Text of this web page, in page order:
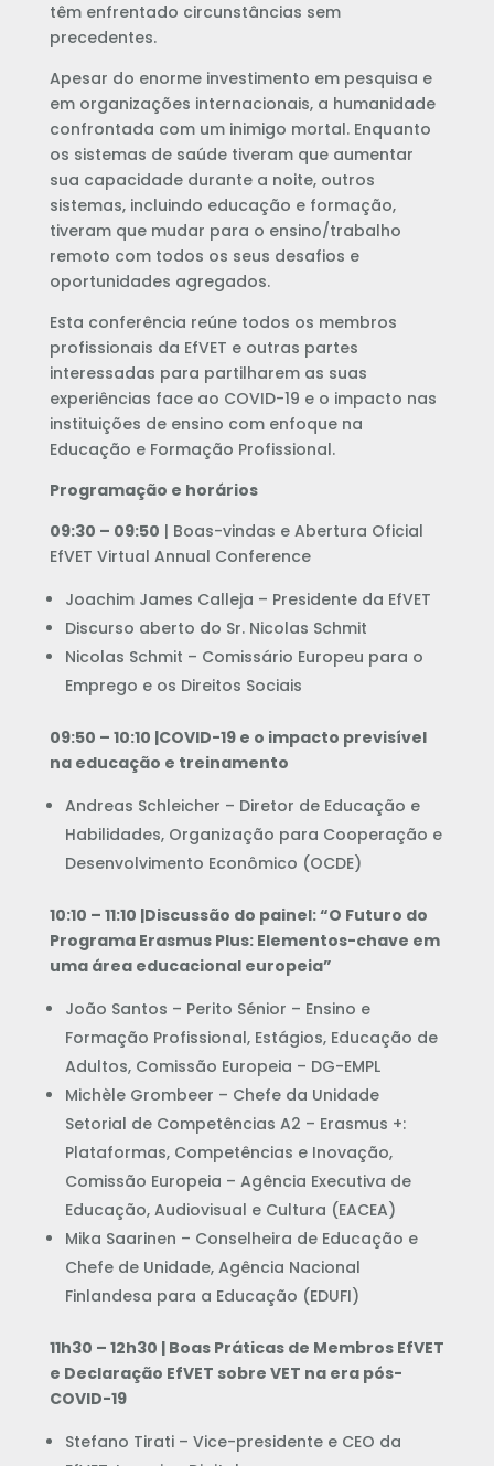
têm enfrentado circunstâncias sem
precedentes.
Apesar do enorme investimento em pesquisa e
em organizações internacionais, a humanidade
confrontada com um inimigo mortal. Enquanto
os sistemas de saúde tiveram que aumentar
sua capacidade durante a noite, outros
sistemas, incluindo educação e formação,
tiveram que mudar para o ensino/trabalho
remoto com todos os seus desafios e
oportunidades agregados.
Esta conferência reúne todos os membros
profissionais da EfVET e outras partes
interessadas para partilharem as suas
experiências face ao COVID-19 e o impacto nas
instituições de ensino com enfoque na
Educação e Formação Profissional.
Programação e horários
09:30 – 09:50 | Boas-vindas e Abertura Oficial
EfVET Virtual Annual Conference
Joachim James Calleja – Presidente da EfVET
Discurso aberto do Sr. Nicolas Schmit
Nicolas Schmit – Comissário Europeu para o
Emprego e os Direitos Sociais
09:50 – 10:10 |COVID-19 e o impacto previsível
na educação e treinamento
Andreas Schleicher – Diretor de Educação e
Habilidades, Organização para Cooperação e
Desenvolvimento Econômico (OCDE)
10:10 – 11:10 |Discussão do painel: “O Futuro do
Programa Erasmus Plus: Elementos-chave em
uma área educacional europeia”
João Santos – Perito Sénior – Ensino e
Formação Profissional, Estágios, Educação de
Adultos, Comissão Europeia – DG-EMPL
Michèle Grombeer – Chefe da Unidade
Setorial de Competências A2 – Erasmus +:
Plataformas, Competências e Inovação,
Comissão Europeia – Agência Executiva de
Educação, Audiovisual e Cultura (EACEA)
Mika Saarinen – Conselheira de Educação e
Chefe de Unidade, Agência Nacional
Finlandesa para a Educação (EDUFI)
11h30 – 12h30 | Boas Práticas de Membros EfVET
e Declaração EfVET sobre VET na era pós-
COVID-19
Stefano Tirati – Vice-presidente e CEO da